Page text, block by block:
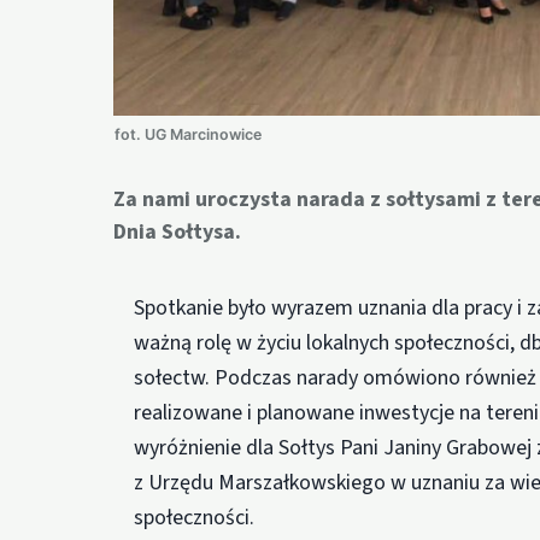
fot. UG Marcinowice
Za nami uroczysta narada z sołtysami z
Dnia Sołtysa.
Spotkanie było wyrazem uznania dla pracy i
ważną rolę w życiu lokalnych społeczności,
sołectw. Podczas narady omówiono
realizowane i planowane inwestycje na
wyróżnienie dla Sołtys Pani Janiny
z Urzędu Marszałkowskiego w uznaniu za
społeczności.